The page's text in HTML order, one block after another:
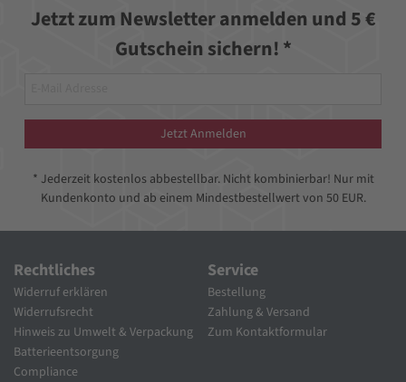
Jetzt zum Newsletter anmelden und 5 €
Gutschein sichern! *
Jetzt Anmelden
* Jederzeit kostenlos abbestellbar. Nicht kombinierbar! Nur mit
Kundenkonto und ab einem Mindestbestellwert von 50 EUR.
Rechtliches
Widerruf erklären
Widerrufsrecht
Hinweis zu Umwelt & Verpackung
Batterieentsorgung
Compliance
Service
Bestellung
Zahlung & Versand
Zum Kontaktformular